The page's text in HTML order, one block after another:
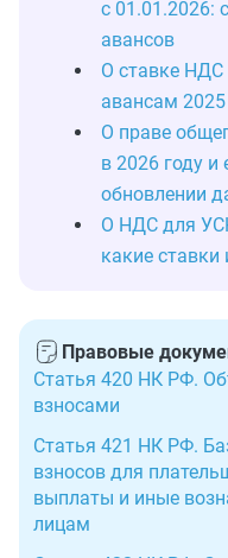
с 01.01.2026:
авансов
О ставке НДС
авансам 2025
О праве
в 2026 году и
обновлении
О НДС для
какие
Правовые
Статья 420 НК РФ.
взносами
Статья 421 НК РФ.
взносов для
выплаты и иные
лицам